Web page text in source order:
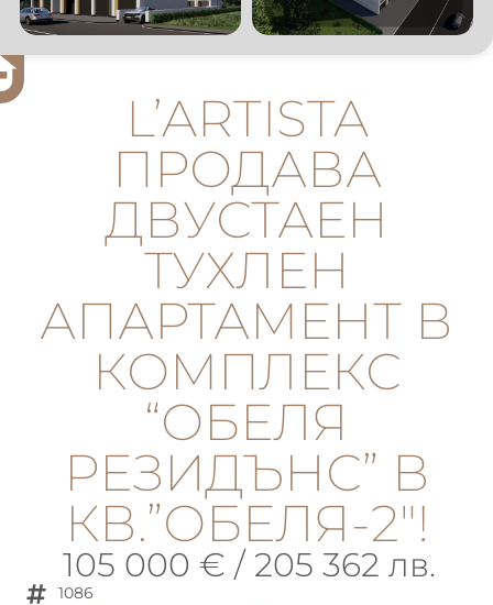
L’ARTISTA
ПРОДАВА
ДВУСТАЕН
ТУХЛЕН
АПАРТАМЕНТ В
КОМПЛЕКС
“ОБЕЛЯ
РЕЗИДЪНС” В
КВ.”ОБЕЛЯ-2″!
105 000 € / 205 362 лв.
1086